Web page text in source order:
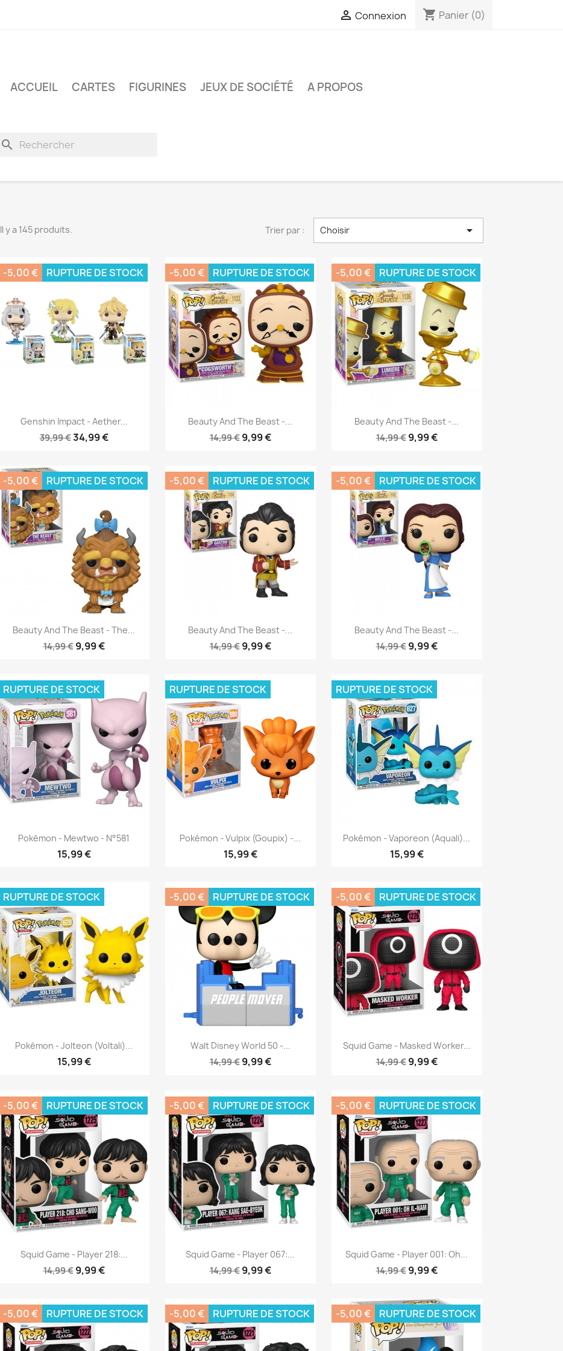
 Connexion shopping_cart Panier (0)
ACCUEIL CARTES FIGURINES JEUX DE SOCIÉTÉ A PROPOS
search
Il y a 145 produits. Trier par : Choisir 
Genshin Impact - Aether...
39,99 €34,99 €
-5,00 € RUPTURE DE STOCK
Aperçu rapide
Beauty And The Beast -...
14,99 € 9,99 €
-5,00 € RUPTURE DE STOCK
Aperçu rapide
Beauty And The Beast -...
14,99 € 9,99 €
-5,00 € RUPTURE DE STOCK
Aperçu rapide
Beauty And The Beast - The...
14,99 € 9,99 €
-5,00 € RUPTURE DE STOCK
Aperçu rapide
Beauty And The Beast -...
14,99 € 9,99 €
-5,00 € RUPTURE DE STOCK
Aperçu rapide
Beauty And The Beast -...
14,99 € 9,99 €
-5,00 € RUPTURE DE STOCK
Aperçu rapide
Pokémon - Mewtwo - N°581
15,99 €
RUPTURE DE STOCK
Aperçu rapide Pokémon - Vulpix (Goupix) -...
15,99 €
RUPTURE DE STOCK
Aperçu rapide Pokémon - Vaporeon (Aquali)...
15,99 €
RUPTURE DE STOCK
Aperçu rapide
Pokémon - Jolteon (Voltali)...
15,99 €
RUPTURE DE STOCK
Aperçu rapide
Walt Disney World 50 -...
14,99 € 9,99 €
-5,00 € RUPTURE DE STOCK
Aperçu rapide
Squid Game - Masked Worker...
14,99 € 9,99 €
-5,00 € RUPTURE DE STOCK
Aperçu rapide
Squid Game - Player 218:...
14,99 € 9,99 €
-5,00 € RUPTURE DE STOCK
Aperçu rapide
Squid Game - Player 067:...
14,99 € 9,99 €
-5,00 € RUPTURE DE STOCK
Aperçu rapide
Squid Game - Player 001: Oh...
14,99 € 9,99 €
-5,00 € RUPTURE DE STOCK
Aperçu rapide
-5,00 € RUPTURE DE STOCK -5,00 € RUPTURE DE STOCK -5,00 € RUPTURE DE STOCK